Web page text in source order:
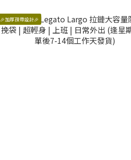
🎉加厚孭帶設計🎉